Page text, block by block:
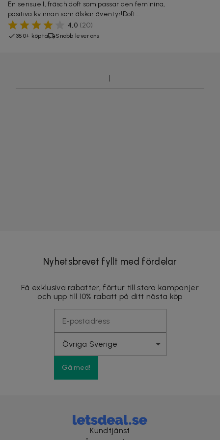
En sensuell, fräsch doft som passar den feminina,
positiva kvinnan som älskar äventyr!Doft...
4,0 (20)
350+ köpta Snabb leverans
Nyhetsbrevet fyllt med fördelar
Få exklusiva rabatter, förtur till stora kampanjer
och upp till 10% rabatt på ditt nästa köp
Gå med!
Kundtjänst